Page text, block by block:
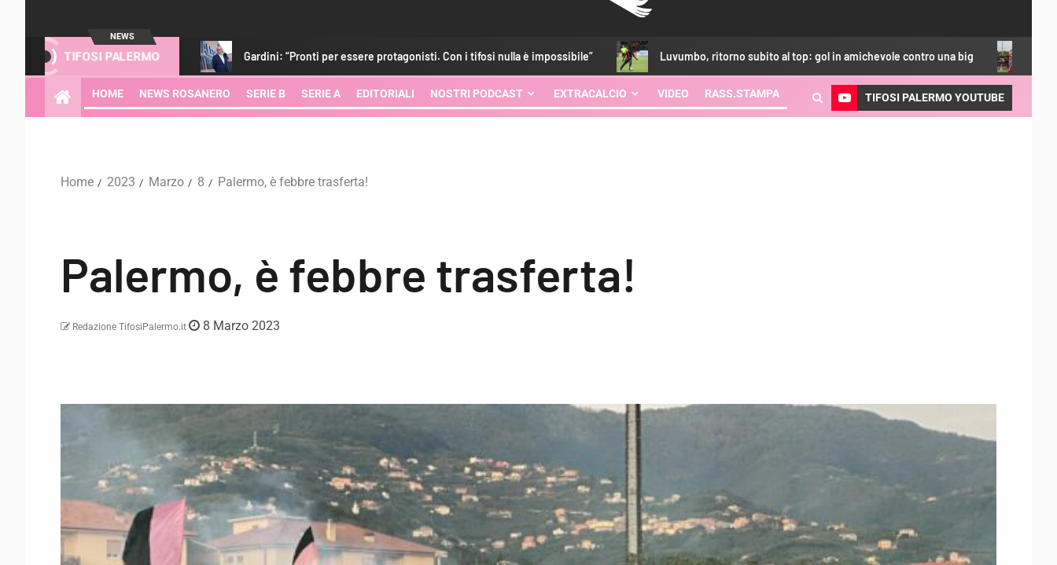
NEWS
TIFOSI PALERMO
qualità” Gardini: “Pronti per essere protagonisti. Con i tifosi nulla è impossibile” Luvumbo, ritorno subito al top: gol in amichevole contro una big Calciomercato Palermo,
HOME NEWS ROSANERO SERIE B SERIE A EDITORIALI NOSTRI PODCAST EXTRACALCIO VIDEO RASS.STAMPA TIFOSI PALERMO YOUTUBE
Home 2023 Marzo 8 Palermo, è febbre trasferta!
Palermo, è febbre trasferta!
Redazione TifosiPalermo.it 8 Marzo 2023